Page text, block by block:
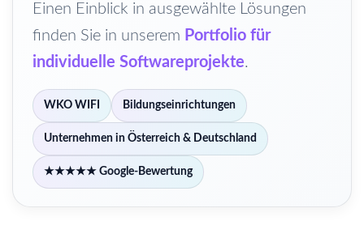
Einen Einblick in ausgewählte Lösungen
finden Sie in unserem Portfolio für
individuelle Softwareprojekte.
WKO WIFI Bildungseinrichtungen
Unternehmen in Österreich & Deutschland
★★★★★ Google-Bewertung